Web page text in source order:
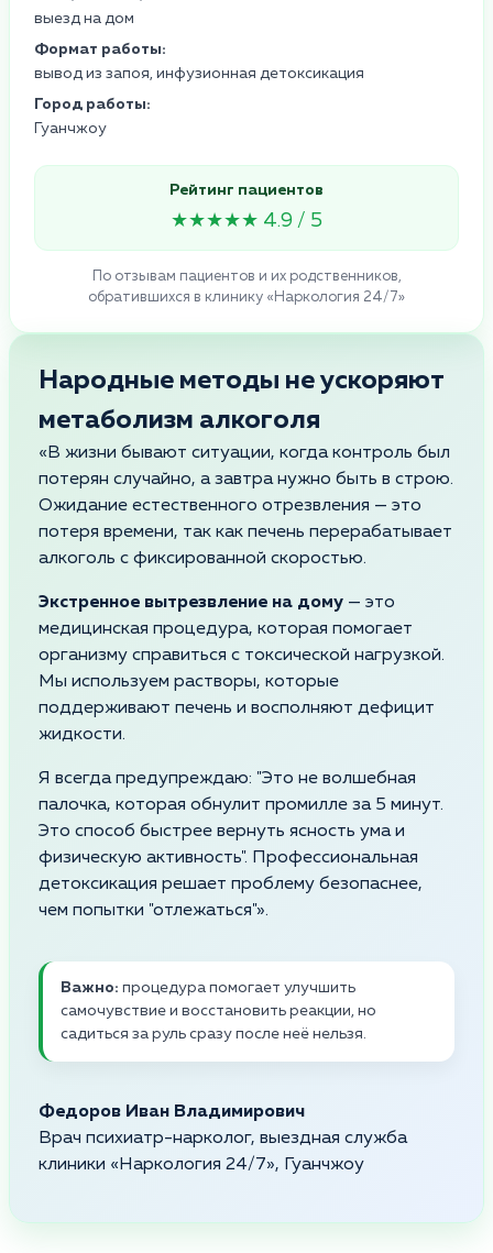
выезд на дом
Формат работы:
вывод из запоя, инфузионная детоксикация
Город работы:
Гуанчжоу
Рейтинг пациентов
★★★★★ 4.9 / 5
По отзывам пациентов и их родственников,
обратившихся в клинику «Наркология 24/7»
Народные методы не ускоряют
метаболизм алкоголя
«В жизни бывают ситуации, когда контроль был
потерян случайно, а завтра нужно быть в строю.
Ожидание естественного отрезвления — это
потеря времени, так как печень перерабатывает
алкоголь с фиксированной скоростью.
Экстренное вытрезвление на дому — это
медицинская процедура, которая помогает
организму справиться с токсической нагрузкой.
Мы используем растворы, которые
поддерживают печень и восполняют дефицит
жидкости.
Я всегда предупреждаю: "Это не волшебная
палочка, которая обнулит промилле за 5 минут.
Это способ быстрее вернуть ясность ума и
физическую активность". Профессиональная
детоксикация решает проблему безопаснее,
чем попытки "отлежаться"».
Важно: процедура помогает улучшить
самочувствие и восстановить реакции, но
садиться за руль сразу после неё нельзя.
Федоров Иван Владимирович
Врач психиатр-нарколог, выездная служба
клиники «Наркология 24/7», Гуанчжоу